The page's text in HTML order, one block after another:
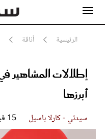
الرئيسية أناقة
أبرزها
سيدتي - كارلا باسيل 15 فبراير 2023
مشاهير
أناقة
جمال
سيدتي وطفلك
لايف ستايل